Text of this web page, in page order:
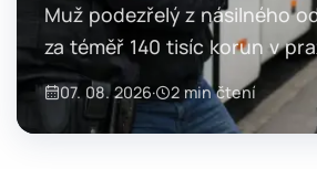
Muž podezřelý z násilného
za téměř 140 tisíc korun v
zlatnictví skončil po několika
vazbě. Policie u něj po
zajistila celé odcizené zboží…
07. 08. 2026· 2 min čtení